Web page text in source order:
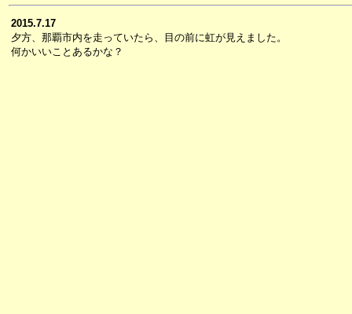
2015.7.17
夕方、那覇市内を走っていたら、目の前に虹が見えました。
何かいいことあるかな？